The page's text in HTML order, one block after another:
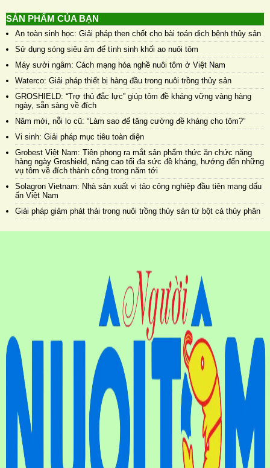
SẢN PHẨM CỦA BẠN
An toàn sinh học: Giải pháp then chốt cho bài toán dịch bệnh thủy sản
Sử dụng sóng siêu âm để tính sinh khối ao nuôi tôm
Máy sưởi ngâm: Cách mạng hóa nghề nuôi tôm ở Việt Nam
Waterco: Giải pháp thiết bị hàng đầu trong nuôi trồng thủy sản
GROSHIELD: “Trợ thủ đắc lực” giúp tôm đề kháng vững vàng hàng
ngày, sẵn sàng về đích
Năm mới, nỗi lo cũ: “Làm sao để tăng cường đề kháng cho tôm?”
Vi sinh: Giải pháp mục tiêu toàn diện
Grobest Việt Nam: Tiên phong ra mắt sản phẩm thức ăn chức năng
hàng ngày Groshield, nâng cao tối đa sức đề kháng, hướng đến những
vụ tôm về đích thành công trong năm tới
Solagron Vietnam: Nhà sản xuất vi tảo công nghiệp đầu tiên mang dấu
ấn Việt Nam
Giải pháp giảm phát thải trong nuôi trồng thủy sản từ bột cá thủy phân